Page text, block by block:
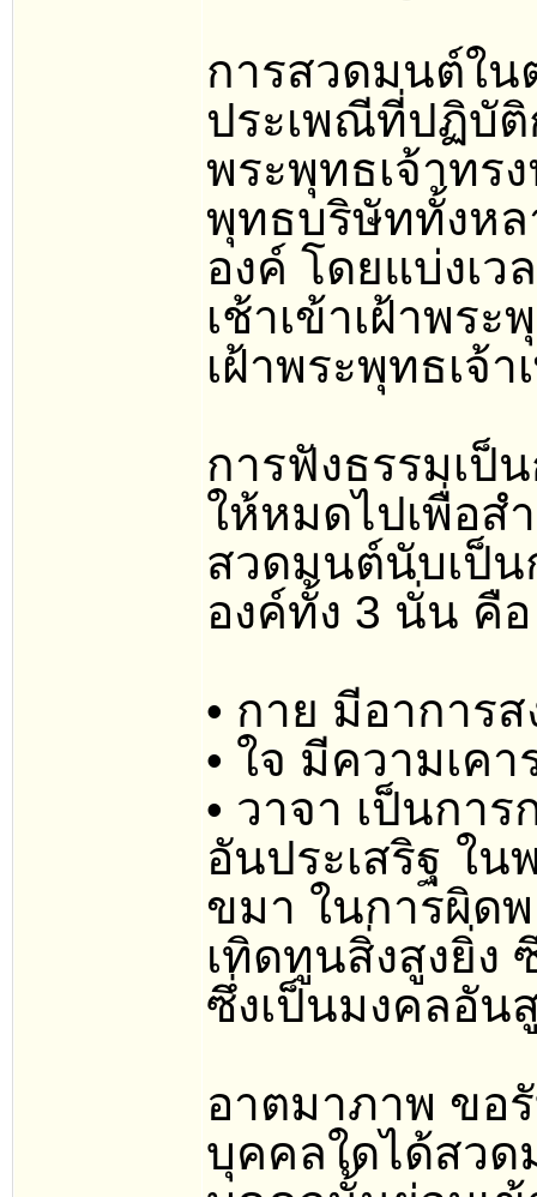
การสวดมนต์ใน
ประเพณีที่ปฏิบั
พระพุทธเจ้าทร
พุทธบริษัททั้งหล
องค์ โดยแบ่งเว
เช้าเข้าเฝ้าพร
เฝ้าพระพุทธเจ้
การฟังธรรมเป็
ให้หมดไปเพื่อส
สวดมนต์นับเป็น
องค์ทั้ง 3 นั่น คือ
• กาย มีอาการ
• ใจ มีความเค
• วาจา เป็นกา
อันประเสริฐ ใ
ขมา ในการผิด
เทิดทูนสิ่งสูงยิ่ง
ซึ่งเป็นมงคลอัน
อาตมาภาพ ขอ
บุคคลใดได้สวด